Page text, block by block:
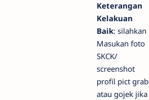
Keterangan
Kelakuan
Baik: silahkan
Masukan foto
SKCK/
screenshot
profil pict grab
atau gojek jika